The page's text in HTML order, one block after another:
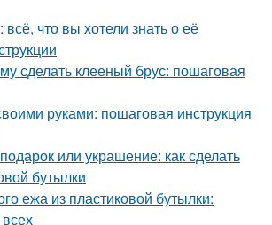
что вы хотели знать о её
сделать клееный брус: пошаговая
руками: пошаговая инструкция
или украшение: как сделать
бутылки
ежа из пластиковой бутылки: